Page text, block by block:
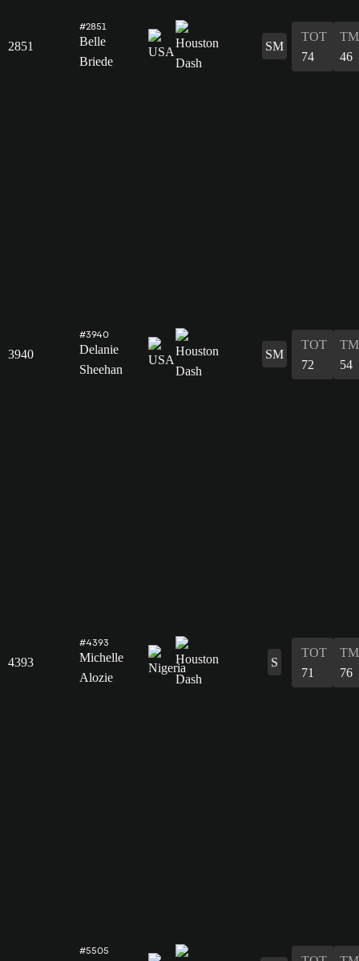
2851
#2851
Belle
Briede
SM
TOT
74
46
3940
#3940
Delanie
Sheehan
SM
TOT
72
54
4393
#4393
Michelle
Alozie
S
TOT
71
76
#5505